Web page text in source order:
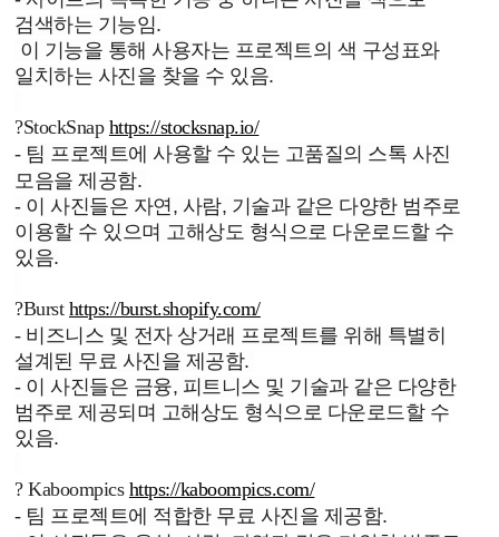
검색하는 기능임.
이 기능을 통해 사용자는 프로젝트의 색 구성표와
일치하는 사진을 찾을 수 있음.
?StockSnap https://stocksnap.io/
- 팀 프로젝트에 사용할 수 있는 고품질의 스톡 사진
모음을 제공함.
- 이 사진들은 자연, 사람, 기술과 같은 다양한 범주로
이용할 수 있으며 고해상도 형식으로 다운로드할 수
있음.
?Burst https://burst.shopify.com/
- 비즈니스 및 전자 상거래 프로젝트를 위해 특별히
설계된 무료 사진을 제공함.
- 이 사진들은 금융, 피트니스 및 기술과 같은 다양한
범주로 제공되며 고해상도 형식으로 다운로드할 수
있음.
?Kaboompics https://kaboompics.com/
- 팀 프로젝트에 적합한 무료 사진을 제공함.